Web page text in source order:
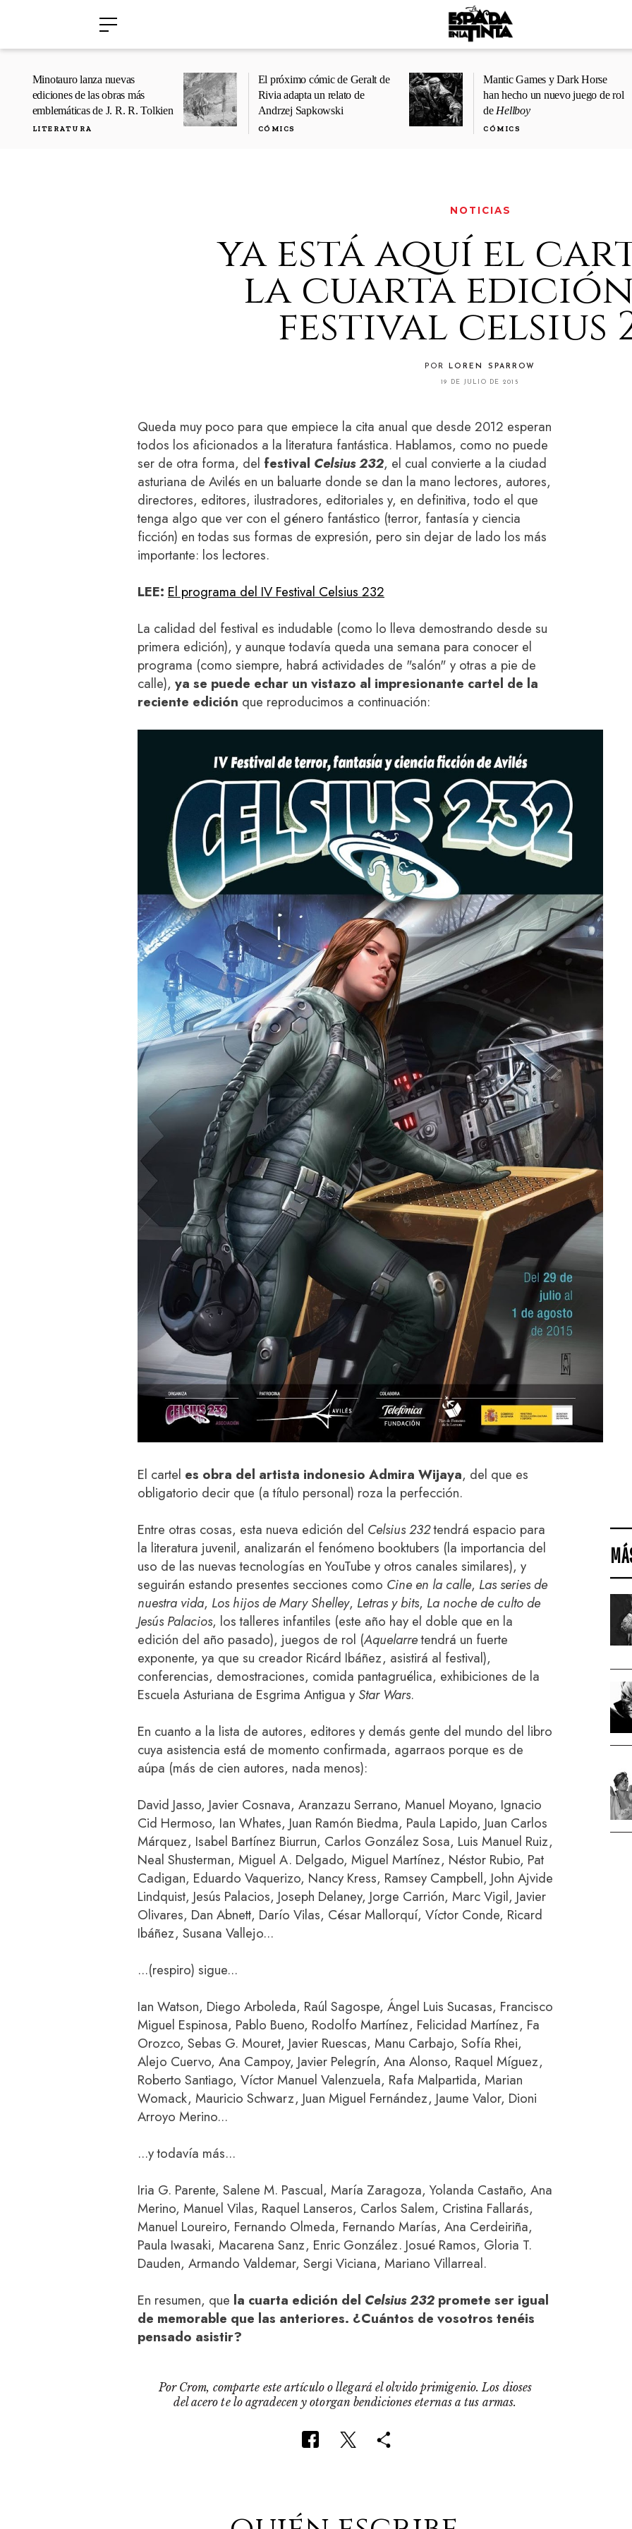
Minotauro lanza nuevas
ediciones de las obras más
emblemáticas de J. R. R. Tolkien
LITERATURA
El próximo cómic de Geralt de
Rivia adapta un relato de
Andrzej Sapkowski
CÓMICS
Mantic Games y Dark Horse
han hecho un nuevo juego de rol
de Hellboy
CÓMICS
NOTICIAS
ya está aquí el
la cuarta
festival celsius
POR LOREN SPARROW
19 DE JULIO DE 2015
Queda muy poco para que empiece la cita anual que desde 2012 esperan
todos los aficionados a la literatura fantástica. Hablamos, como no puede
ser de otra forma, del festival Celsius 232, el cual convierte a la ciudad
asturiana de Avilés en un baluarte donde se dan la mano lectores, autores,
directores, editores, ilustradores, editoriales y, en definitiva, todo el que
tenga algo que ver con el género fantástico (terror, fantasía y ciencia
ficción) en todas sus formas de expresión, pero sin dejar de lado los más
importante: los lectores.
LEE: El programa del IV Festival Celsius 232
La calidad del festival es indudable (como lo lleva demostrando desde su
primera edición), y aunque todavía queda una semana para conocer el
programa (como siempre, habrá actividades de "salón" y otras a pie de
calle), ya se puede echar un vistazo al impresionante cartel de la
reciente edición que reproducimos a continuación:
El cartel es obra del artista indonesio Admira Wijaya, del que es
obligatorio decir que (a título personal) roza la perfección.
Entre otras cosas, esta nueva edición del Celsius 232tendrá espacio para
la literatura juvenil, analizarán el fenómeno booktubers (la importancia del
uso de las nuevas tecnologías en YouTube y otros canales similares), y
seguirán estando presentes secciones como Cine en la calle, Las series de
nuestra vida, Los hijos de Mary Shelley, Letras y bits, La noche de culto de
Jesús Palacios, los talleres infantiles (este año hay el doble que en la
edición del año pasado), juegos de rol (Aquelarretendrá un fuerte
exponente, ya que su creador Ricárd Ibáñez, asistirá al festival),
conferencias, demostraciones, comida pantagruélica, exhibiciones de la
Escuela Asturiana de Esgrima Antigua y Star Wars.
En cuanto a la lista de autores, editores y demás gente del mundo del libro
cuya asistencia está de momento confirmada, agarraos porque es de
aúpa (más de cien autores, nada menos):
David Jasso, Javier Cosnava, Aranzazu Serrano, Manuel Moyano, Ignacio
Cid Hermoso, Ian Whates, Juan Ramón Biedma, Paula Lapido, Juan Carlos
Márquez, Isabel Bartínez Biurrun, Carlos González Sosa, Luis Manuel Ruiz,
Neal Shusterman, Miguel A. Delgado, Miguel Martínez, Néstor Rubio, Pat
Cadigan, Eduardo Vaquerizo, Nancy Kress, Ramsey Campbell, John Ajvide
Lindquist, Jesús Palacios, Joseph Delaney, Jorge Carrión, Marc Vigil, Javier
Olivares, Dan Abnett, Darío Vilas, César Mallorquí, Víctor Conde, Ricard
Ibáñez, Susana Vallejo...
...(respiro) sigue...
Ian Watson, Diego Arboleda, Raúl Sagospe, Ángel Luis Sucasas, Francisco
Miguel Espinosa, Pablo Bueno, Rodolfo Martínez, Felicidad Martínez, Fa
Orozco, Sebas G. Mouret, Javier Ruescas, Manu Carbajo, Sofía Rhei,
Alejo Cuervo, Ana Campoy, Javier Pelegrín, Ana Alonso, Raquel Míguez,
Roberto Santiago, Víctor Manuel Valenzuela, Rafa Malpartida, Marian
Womack, Mauricio Schwarz, Juan Miguel Fernández, Jaume Valor, Dioni
Arroyo Merino...
...y todavía más...
Iria G. Parente, Salene M. Pascual, María Zaragoza, Yolanda Castaño, Ana
Merino, Manuel Vilas, Raquel Lanseros, Carlos Salem, Cristina Fallarás,
Manuel Loureiro, Fernando Olmeda, Fernando Marías, Ana Cerdeiriña,
Paula Iwasaki, Macarena Sanz, Enric González. Josué Ramos, Gloria T.
Dauden, Armando Valdemar, Sergi Viciana, Mariano Villarreal.
En resumen, que la cuarta edición del Celsius 232 promete ser igual
de memorable que las anteriores. ¿Cuántos de vosotros tenéis
pensado asistir?
Por Crom, comparte este artículo o llegará el olvido primigenio. Los dioses
del acero te lo agradecen y otorgan bendiciones eternas a tus armas.
›